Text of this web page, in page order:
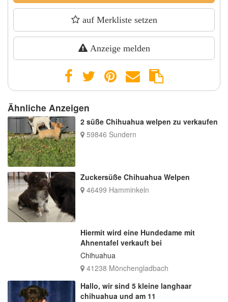
auf Merkliste setzen
Anzeige melden
Ähnliche Anzeigen
2 süße Chihuahua welpen zu verkaufen
59846 Sundern
Zuckersüße Chihuahua Welpen
46499 Hamminkeln
Hiermit wird eine Hundedame mit
Ahnentafel verkauft bei
Chihuahua
41238 Mönchengladbach
Hallo, wir sind 5 kleine langhaar
chihuahua und am 11